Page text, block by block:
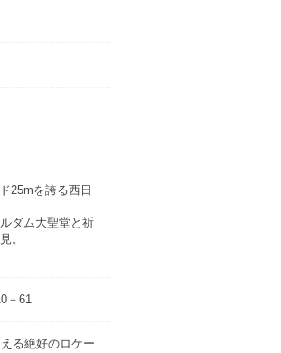
25mを誇る西日
ダム大聖堂と祈
。
－61
る絶好のロケー